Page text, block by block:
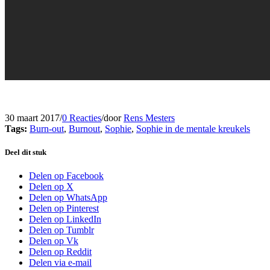
30 maart 2017/0 Reacties/doorRens Mesters
Tags: Burn-out, Burnout, Sophie, Sophie in de mentale kreukels
Deel dit stuk
Delen op Facebook
Delen op X
Delen op WhatsApp
Delen op Pinterest
Delen op LinkedIn
Delen op Tumblr
Delen op Vk
Delen op Reddit
Delen via e-mail